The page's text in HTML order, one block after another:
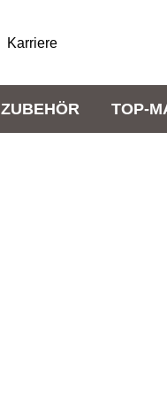
Karriere
ZUBEHÖR TOP-